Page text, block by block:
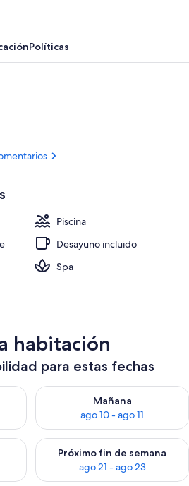
Políticas
Piscina
Desayuno incluido
Spa
habitación
para estas fechas
esta noche, ago 9 - ago 10
Mañana
ago 10 - ago 11
Consulta la disponibilidad
este fin de semana, ago 14 -
Próximo fin de semana
ago 21 - ago 23
Consulta la disponibilidad